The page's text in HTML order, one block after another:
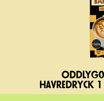
havredryck